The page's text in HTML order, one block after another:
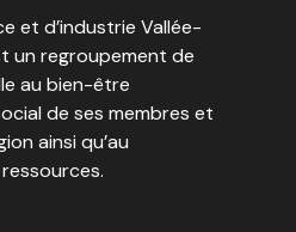
et d’industrie Vallée-
un regroupement de
au bien-être
de ses membres et
ainsi qu’au